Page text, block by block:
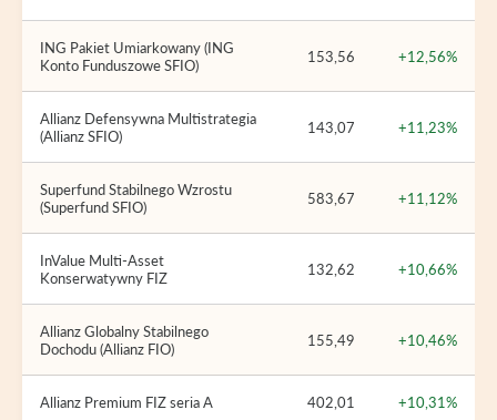
ING Pakiet Umiarkowany (ING
Konto Funduszowe SFIO)
153,56 +12,56%
Allianz Defensywna Multistrategia
(Allianz SFIO)
143,07 +11,23%
Superfund Stabilnego Wzrostu
(Superfund SFIO)
583,67 +11,12%
InValue Multi-Asset
Konserwatywny FIZ
132,62 +10,66%
Allianz Globalny Stabilnego
Dochodu (Allianz FIO)
155,49 +10,46%
Allianz Premium FIZ seria A 402,01 +10,31%